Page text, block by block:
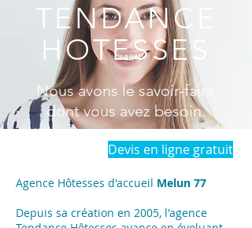
TENDANCE
HOTESSES
Nous avons le savoir-faire
dont vous avez besoin.
Devis en ligne gratuit
Agence Hôtesses d'accueil Melun 77
Depuis sa création en 2005, l'agence